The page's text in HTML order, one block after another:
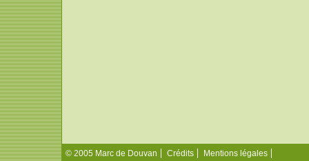
© 2005 Marc de Douvan Crédits Mentions légales